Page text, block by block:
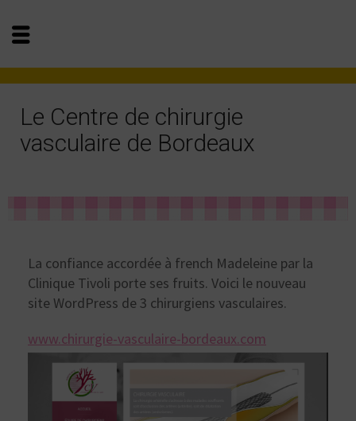
Le Centre de chirurgie
vasculaire de Bordeaux
La confiance accordée à french Madeleine par la
Clinique Tivoli porte ses fruits. Voici le nouveau
site WordPress de 3 chirurgiens vasculaires.
www.chirurgie-vasculaire-bordeaux.com